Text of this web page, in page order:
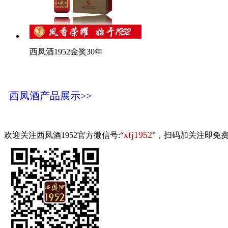
西凤酒1952金奖30年
西凤酒产品展示>>
欢迎关注西凤酒1952官方微信号:“xfj1952”，扫码加关注即免